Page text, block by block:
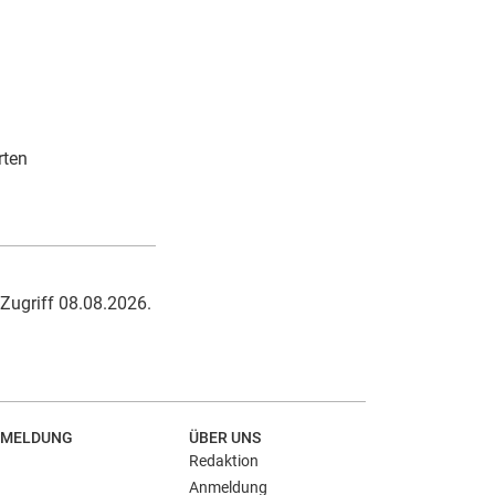
08.08.2026.
ÜBER UNS
Redaktion
Anmeldung